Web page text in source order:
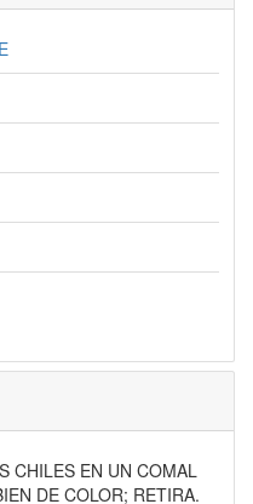
CHILES EN UN COMAL
DE COLOR; RETIRA.